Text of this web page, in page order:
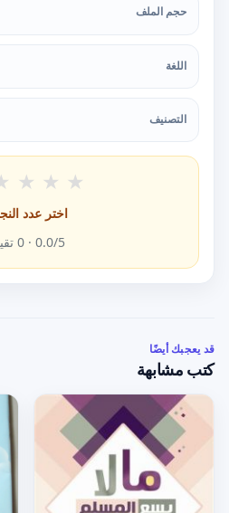
حجم الملف
اللغة
التصنيف
★ ★ ★
اختر عدد
0.0/5 ·
0
قد يعجبك أيضًا
كتب مشابهة